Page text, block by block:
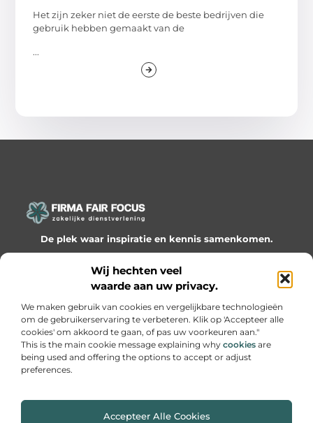
Wij hechten veel
waarde aan uw privacy.
We maken gebruik van cookies en vergelijkbare technologieën
om de gebruikerservaring te verbeteren. Klik op 'Accepteer alle
cookies' om akkoord te gaan, of pas uw voorkeuren aan."
This is the main cookie message explaining why cookies are
being used and offering the options to accept or adjust
preferences.
Accepteer Alle Cookies
Het zijn zeker niet de eerste de beste bedrijven die
gebruik hebben gemaakt van de
...
De plek waar inspiratie en kennis samenkomen.
Ontdek onze blogs en artikelen en laat je verrassen door
waardevolle inzichten en nieuwe ideeën!
Bericht categorie
Onze informatie